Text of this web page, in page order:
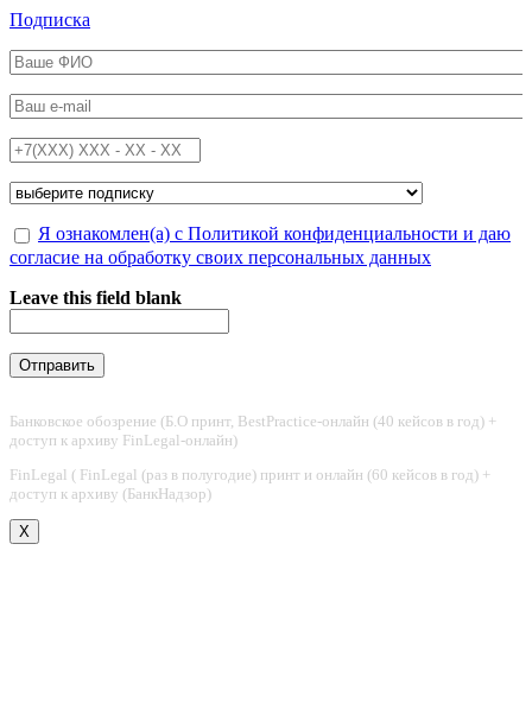
Перейти к основному содержанию
Подписка
ФИО*
Email*
Телефон*
Подписка на*
Обработка персональных данных*
Я ознакомлен(а) с Политикой конфиденциальности и даю
согласие на обработку своих персональных данных
Leave this field blank
Банковское обозрение (Б.О принт, BestPractice-онлайн (40 кейсов в год) +
доступ к архиву FinLegal-онлайн)
FinLegal ( FinLegal (раз в полугодие) принт и онлайн (60 кейсов в год) +
доступ к архиву (БанкНадзор)
X